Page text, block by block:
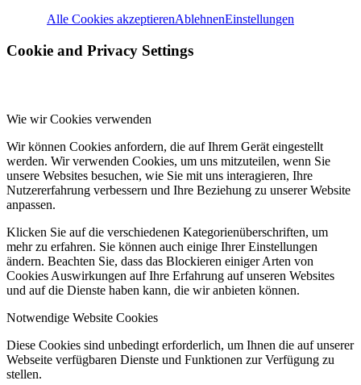
Alle Cookies akzeptierenAblehnenEinstellungen
Cookie and Privacy Settings
Wie wir Cookies verwenden
Wir können Cookies anfordern, die auf Ihrem Gerät eingestellt
werden. Wir verwenden Cookies, um uns mitzuteilen, wenn Sie
unsere Websites besuchen, wie Sie mit uns interagieren, Ihre
Nutzererfahrung verbessern und Ihre Beziehung zu unserer Website
anpassen.
Klicken Sie auf die verschiedenen Kategorienüberschriften, um
mehr zu erfahren. Sie können auch einige Ihrer Einstellungen
ändern. Beachten Sie, dass das Blockieren einiger Arten von
Cookies Auswirkungen auf Ihre Erfahrung auf unseren Websites
und auf die Dienste haben kann, die wir anbieten können.
Notwendige Website Cookies
Diese Cookies sind unbedingt erforderlich, um Ihnen die auf unserer
Webseite verfügbaren Dienste und Funktionen zur Verfügung zu
stellen.